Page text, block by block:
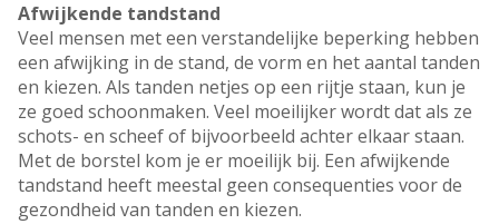
Afwijkende tandstand
Veel mensen met een verstandelijke beperking hebben
een afwijking in de stand, de vorm en het aantal tanden
en kiezen. Als tanden netjes op een rijtje staan, kun je
ze goed schoonmaken. Veel moeilijker wordt dat als ze
schots- en scheef of bijvoorbeeld achter elkaar staan.
Met de borstel kom je er moeilijk bij. Een afwijkende
tandstand heeft meestal geen consequenties voor de
gezondheid van tanden en kiezen.